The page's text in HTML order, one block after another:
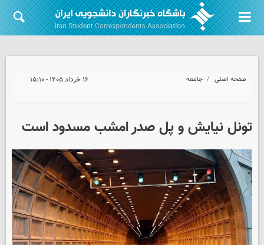
صفحه اصلی جامعه ۱۶ خرداد ۱۴۰۵ - ۱۵:۱۰
تونل نیایش و پل صدر امشب مسدود است